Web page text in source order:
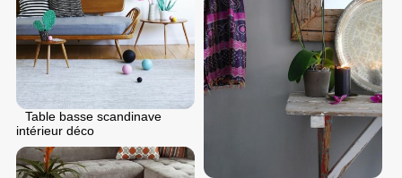
Table basse scandinave
intérieur déco